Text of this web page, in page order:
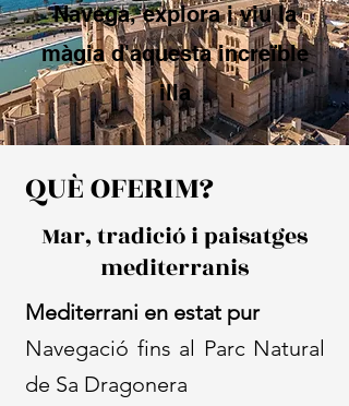
Navega, explora i viu la
màgia d'aquesta increïble
illa
QUÈ OFERIM?
Mar, tradició i paisatges
mediterranis
​Mediterrani en estat pur
Navegació fins al Parc Natural
de Sa Dragonera